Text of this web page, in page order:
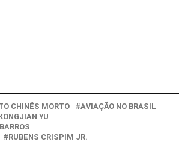
CHINÊS MORTO
AVIAÇÃO NO BRASIL
YU
RUBENS CRISPIM JR.